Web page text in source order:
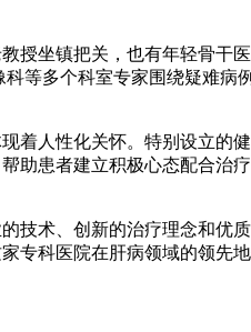
授坐镇把关，也有年轻骨
等多个科室专家围绕疑难
着人性化关怀。特别设立
助患者建立积极心态配合
术、创新的治疗理念和优
科医院在肝病领域的领先